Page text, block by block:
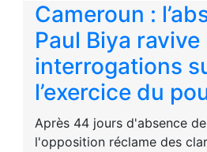
Cameroun :
Paul Biya ravive
interrogations
l’exercice du
Après 44 jours d'absence
l'opposition réclame des